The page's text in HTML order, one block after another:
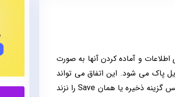
و آماده کردن آنها به صورت
پاک می شود. این اتفاق می تواند
به دلایل گوناگونی بی افتد مثلا ممکن است که کاربر بعد از اتمام کارش با فایل آفیس گزینه ذخیره یا همان Save را نزند